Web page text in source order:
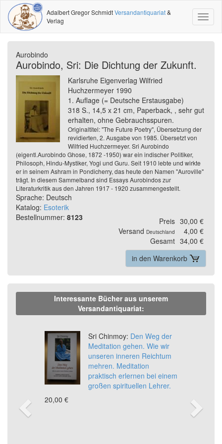
Adalbert Gregor SchmidtVersandantiquariat&
Verlag
Aurobindo
Aurobindo, Sri: Die Dichtung der Zukunft.
Karlsruhe Eigenverlag Wilfried
Huchzermeyer 1990
1. Auflage (= Deutsche Erstausgabe)
318 S., 14,5 x 21 cm, Paperback, , sehr gut
erhalten, ohne Gebrauchsspuren.
Originaltitel: "The Future Poetry", Übersetzung der
revidierten, 2. Ausgabe von 1985. Übersetzt von
Wilfried Huchzermeyer. Sri Aurobindo
(eigentl.Aurobindo Ghose, 1872 -1950) war ein indischer Politiker,
Philosoph, Hindu-Mystiker, Yogi und Guru. Seit 1910 lebte und wirkte
er in seinem Ashram in Pondicherry, das heute den Namen "Auroville"
trägt. In diesem Sammelband sind Essays Aurobindos zur
Literaturkritik aus den Jahren 1917 - 1920 zusammengestellt.
Sprache: Deutsch
Katalog: Esoterik
Bestellnummer: 8123 Preis 30,00 €
Versand Deutschland
4,00 €
Gesamt 34,00 €
in den Warenkorb
Interessante Bücher aus unserem
Versandantiquariat:
Sri Chinmoy: Den Weg der
Meditation gehen. Wie wir
unseren inneren Reichtum
mehren. Meditation
praktisch erlernen bei einem
großen spirituellen Lehrer.
20,00 €
Previous